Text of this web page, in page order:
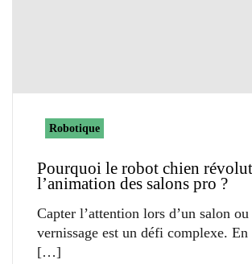
Robotique
Pourquoi le robot chien
l’animation des salons pro ?
Capter l’attention lors d’un salon ou
vernissage est un défi complexe. En